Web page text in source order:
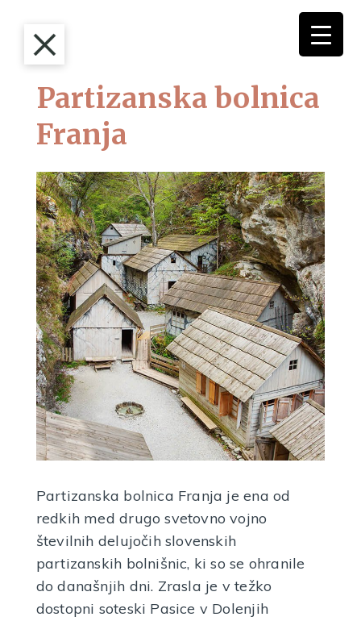
Top 10 zanimivosti
Partizanska bolnica
Franja
Partizanska bolnica Franja je ena od
redkih med drugo svetovno vojno
številnih delujočih slovenskih
partizanskih bolnišnic, ki so se ohranile
do današnjih dni. Zrasla je v težko
dostopni soteski Pasice v Dolenjih